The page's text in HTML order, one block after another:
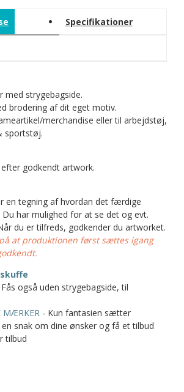
Specifikationer
strygebagside.
brodering af dit eget motiv.
merchandise eller til arbejdstøj,
sportstøj.
godkendt artwork.
en tegning af hvordan det færdige
har mulighed for at se det og evt.
du er tilfreds, godkender du artworket.
at produktionen først sættes igang
også uden strygebagside, til
MÆRKER - Kun fantasien sætter
snak om dine ønsker og få et tilbud
tilbud